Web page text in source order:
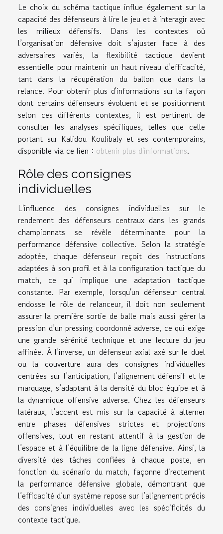
Le choix du schéma tactique influe également sur la
capacité des défenseurs à lire le jeu et à interagir avec
les milieux défensifs. Dans les contextes où
l’organisation défensive doit s’ajuster face à des
adversaires variés, la flexibilité tactique devient
essentielle pour maintenir un haut niveau d’efficacité,
tant dans la récupération du ballon que dans la
relance. Pour obtenir plus d'informations sur la façon
dont certains défenseurs évoluent et se positionnent
selon ces différents contextes, il est pertinent de
consulter les analyses spécifiques, telles que celle
portant sur Kalidou Koulibaly et ses contemporains,
disponible via ce lien : obtenir plus d'informations.
Rôle des consignes
individuelles
L'influence des consignes individuelles sur le
rendement des défenseurs centraux dans les grands
championnats se révèle déterminante pour la
performance défensive collective. Selon la stratégie
adoptée, chaque défenseur reçoit des instructions
adaptées à son profil et à la configuration tactique du
match, ce qui implique une adaptation tactique
constante. Par exemple, lorsqu'un défenseur central
endosse le rôle de relanceur, il doit non seulement
assurer la première sortie de balle mais aussi gérer la
pression d’un pressing coordonné adverse, ce qui exige
une grande sérénité technique et une lecture du jeu
affinée. À l’inverse, un défenseur axial axé sur le duel
ou la couverture aura des consignes individuelles
centrées sur l’anticipation, l’alignement défensif et le
marquage, s’adaptant à la densité du bloc équipe et à
la dynamique offensive adverse. Chez les défenseurs
latéraux, l’accent est mis sur la capacité à alterner
entre phases défensives strictes et projections
offensives, tout en restant attentif à la gestion de
l’espace et à l’équilibre de la ligne défensive. Ainsi, la
diversité des tâches confiées à chaque poste, en
fonction du scénario du match, façonne directement
la performance défensive globale, démontrant que
l’efficacité d’un système repose sur l’alignement précis
des consignes individuelles avec les spécificités du
contexte tactique.